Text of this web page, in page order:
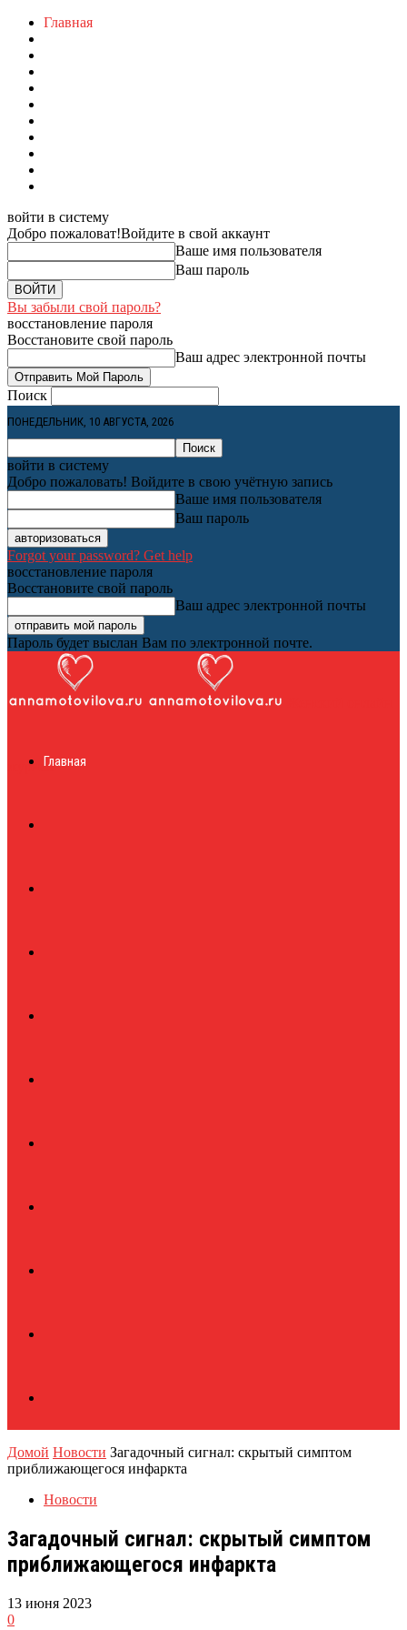
Главная
войти в систему
Добро пожаловат!Войдите в свой аккаунт
Ваше имя пользователя
Ваш пароль
Вы забыли свой пароль?
восстановление пароля
Восстановите свой пароль
Ваш адрес электронной почты
Поиск
ПОНЕДЕЛЬНИК, 10 АВГУСТА, 2026
войти в систему
Добро пожаловать! Войдите в свою учётную запись
Ваше имя пользователя
Ваш пароль
Forgot your password? Get help
восстановление пароля
Восстановите свой пароль
Ваш адрес электронной почты
Пароль будет выслан Вам по электронной почте.
журналГлавная
Домой Новости Загадочный сигнал: скрытый симптом
приближающегося инфаркта
Новости
Загадочный сигнал: скрытый симптом
приближающегося инфаркта
13 июня 2023
0